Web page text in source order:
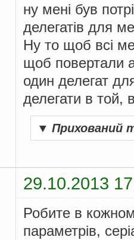
ну мені був
делегатів для
Ну то щоб всі
щоб повертали
один делегат
делегати в той,
▼ Прихований
29.10.2013
Робите в
параметрів,